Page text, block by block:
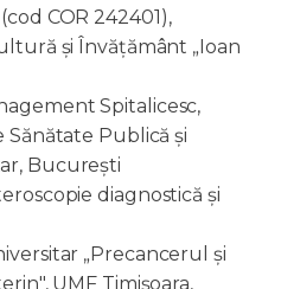
COR 242401),
și Învățământ „Ioan
Spitalicesc,
Sănătate Publică și
București
diagnostică și
„Precancerul și
UMF Timișoara,